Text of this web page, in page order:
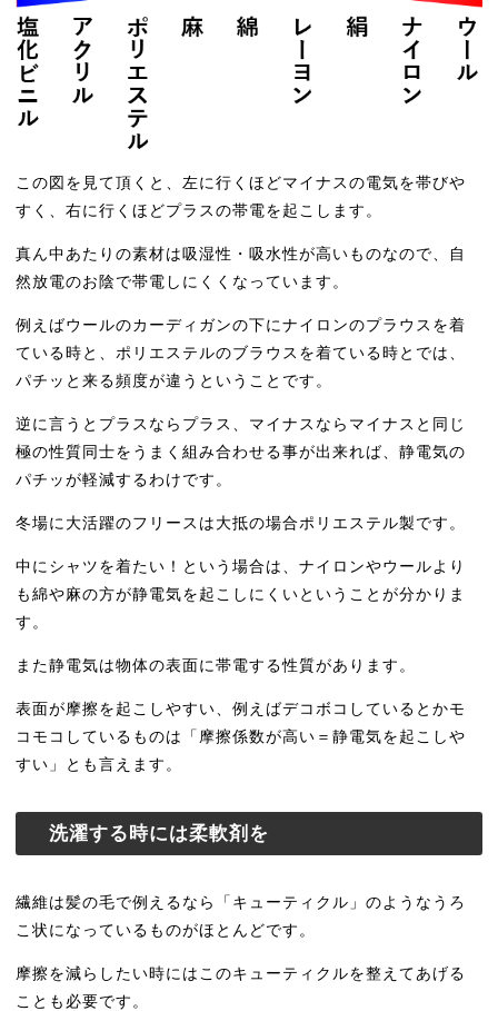
この図を見て頂くと、左に行くほどマイナスの電気を帯びや
すく、右に行くほどプラスの帯電を起こします。
真ん中あたりの素材は吸湿性・吸水性が高いものなので、自
然放電のお陰で帯電しにくくなっています。
例えばウールのカーディガンの下にナイロンのプラウスを着
ている時と、ポリエステルのブラウスを着ている時とでは、
パチッと来る頻度が違うということです。
逆に言うとプラスならプラス、マイナスならマイナスと同じ
極の性質同士をうまく組み合わせる事が出来れば、静電気の
パチッが軽減するわけです。
冬場に大活躍のフリースは大抵の場合ポリエステル製です。
中にシャツを着たい！という場合は、ナイロンやウールより
も綿や麻の方が静電気を起こしにくいということが分かりま
す。
また静電気は物体の表面に帯電する性質があります。
表面が摩擦を起こしやすい、例えばデコボコしているとかモ
コモコしているものは「摩擦係数が高い＝静電気を起こしや
すい」とも言えます。
洗濯する時には柔軟剤を
繊維は髪の毛で例えるなら「キューティクル」のようなうろ
こ状になっているものがほとんどです。
摩擦を減らしたい時にはこのキューティクルを整えてあげる
ことも必要です。